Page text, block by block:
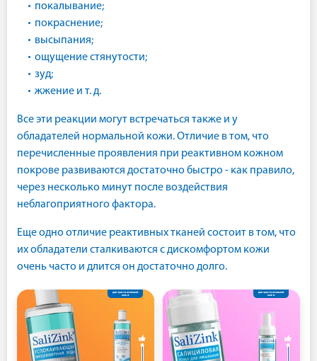
покалывание;
покраснение;
высыпания;
ощущение стянутости;
зуд;
жжение и т. д.
Все эти реакции могут встречаться также и у
обладателей нормальной кожи. Отличие в том, что
перечисленные проявления при реактивном кожном
покрове развиваются достаточно быстро - как правило,
через несколько минут после воздействия
неблагоприятного фактора.
Еще одно отличие реактивных тканей состоит в том, что
их обладатели сталкиваются с дискомфортом кожи
очень часто и длится он достаточно долго.
для чувствительной
кожи
для чувствительной
кожи